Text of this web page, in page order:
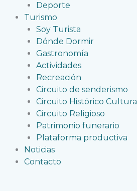
Deporte
Turismo
Soy Turista
Dónde Dormir
Gastronomía
Actividades
Recreación
Circuito de senderismo
Circuito Histórico Cultural
Circuito Religioso
Patrimonio funerario
Plataforma productiva
Noticias
Contacto